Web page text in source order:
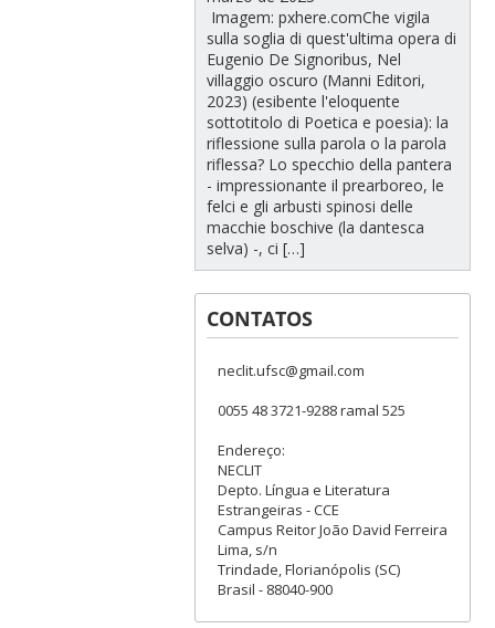
Imagem: pxhere.comChe vigila
sulla soglia di quest'ultima opera di
Eugenio De Signoribus, Nel
villaggio oscuro (Manni Editori,
2023) (esibente l'eloquente
sottotitolo di Poetica e poesia): la
riflessione sulla parola o la parola
riflessa? Lo specchio della pantera
- impressionante il prearboreo, le
felci e gli arbusti spinosi delle
macchie boschive (la dantesca
selva) -, ci […]
CONTATOS
neclit.ufsc@gmail.com
0055 48 3721-9288 ramal 525
Endereço:
NECLIT
Depto. Língua e Literatura
Estrangeiras - CCE
Campus Reitor João David Ferreira
Lima, s/n
Trindade, Florianópolis (SC)
Brasil - 88040-900